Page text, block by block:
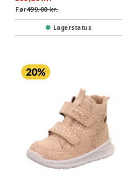
Før499,00 kr.
Lagerstatus